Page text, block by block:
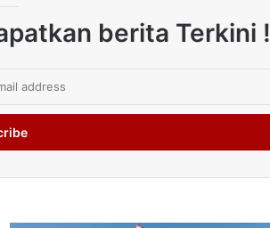
berita Terkini !